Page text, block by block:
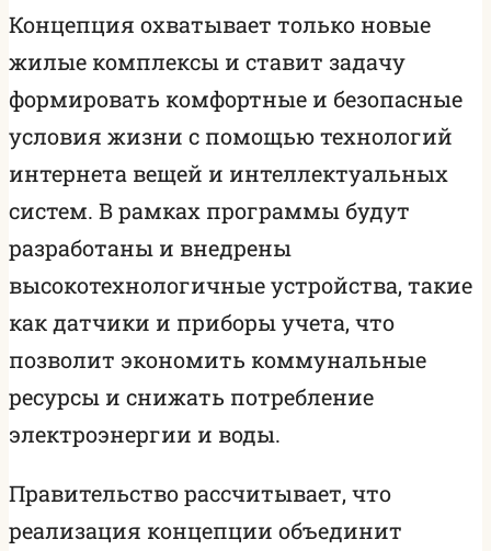
Концепция охватывает только новые
жилые комплексы и ставит задачу
формировать комфортные и безопасные
условия жизни с помощью технологий
интернета вещей и интеллектуальных
систем. В рамках программы будут
разработаны и внедрены
высокотехнологичные устройства, такие
как датчики и приборы учета, что
позволит экономить коммунальные
ресурсы и снижать потребление
электроэнергии и воды.
Правительство рассчитывает, что
реализация концепции объединит